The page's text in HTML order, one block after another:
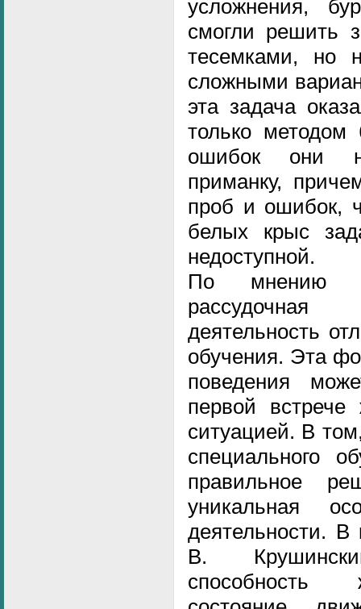
усложнения,
смогли решить
тесемками, но
сложными
эта задача
только
ошибок они
приманку,
проб и ошибок,
белых крыс
недоступной.
По мнению
рассудочная
деятельность
обучения. Эта
поведения
первой встрече
ситуацией. В
специального
правильное
уникальная
деятельности. В
В.
способность